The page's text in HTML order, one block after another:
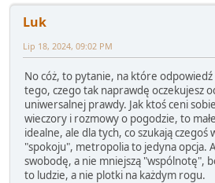
Luk
Lip 18, 2024, 09:02 PM
No cóż, to pytanie, na które odpowiedź
tego, czego tak naprawdę oczekujesz
uniwersalnej prawdy. Jak ktoś ceni
wieczory i rozmowy o pogodzie, to
idealne, ale dla tych, co szukają czegoś
"spokoju", metropolia to jedyna opcja.
swobodę, a nie mniejszą "wspólnotę",
to ludzie, a nie plotki na każdym rogu.